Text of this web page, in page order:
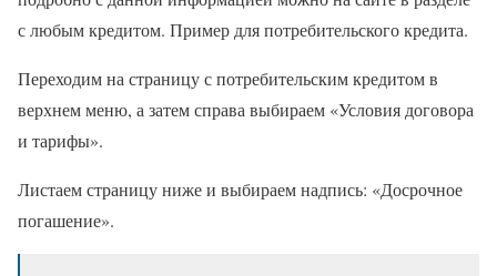
с любым кредитом. Пример для потребительского кредита.
Переходим на страницу с потребительским кредитом в
верхнем меню, а затем справа выбираем «Условия договора
и тарифы».
Листаем страницу ниже и выбираем надпись: «Досрочное
погашение».